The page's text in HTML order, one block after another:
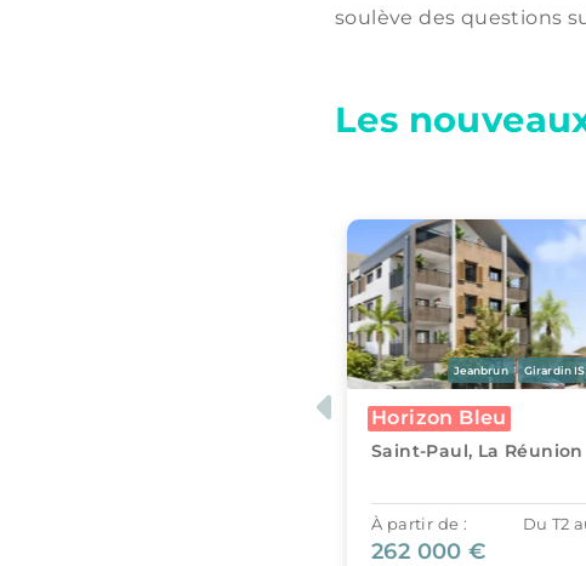
soulève des questions
Les
Previous
Jeanbrun Girardin IS
Le Lincoln
Saint-Denis, La Réunion
Du T2
À partir de :
438 836 €